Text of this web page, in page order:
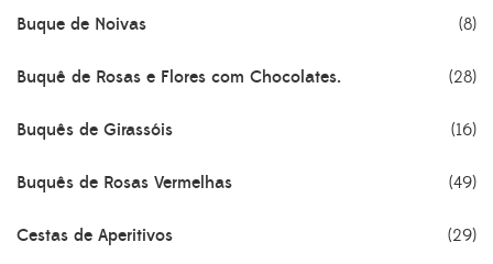
Buque de Noivas (8)
Buquê de Rosas e Flores com Chocolates. (28)
Buquês de Girassóis (16)
Buquês de Rosas Vermelhas (49)
Cestas de Aperitivos (29)